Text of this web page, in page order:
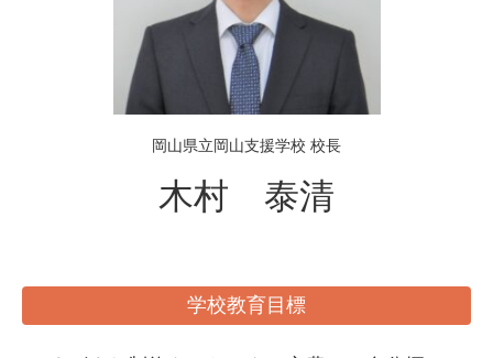
岡山県立岡山支援学校 校長
木村 泰清
学校教育目標